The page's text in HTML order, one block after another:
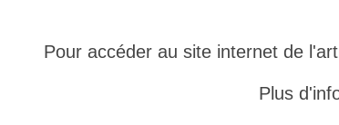
Pour accéder au site internet de
Plus